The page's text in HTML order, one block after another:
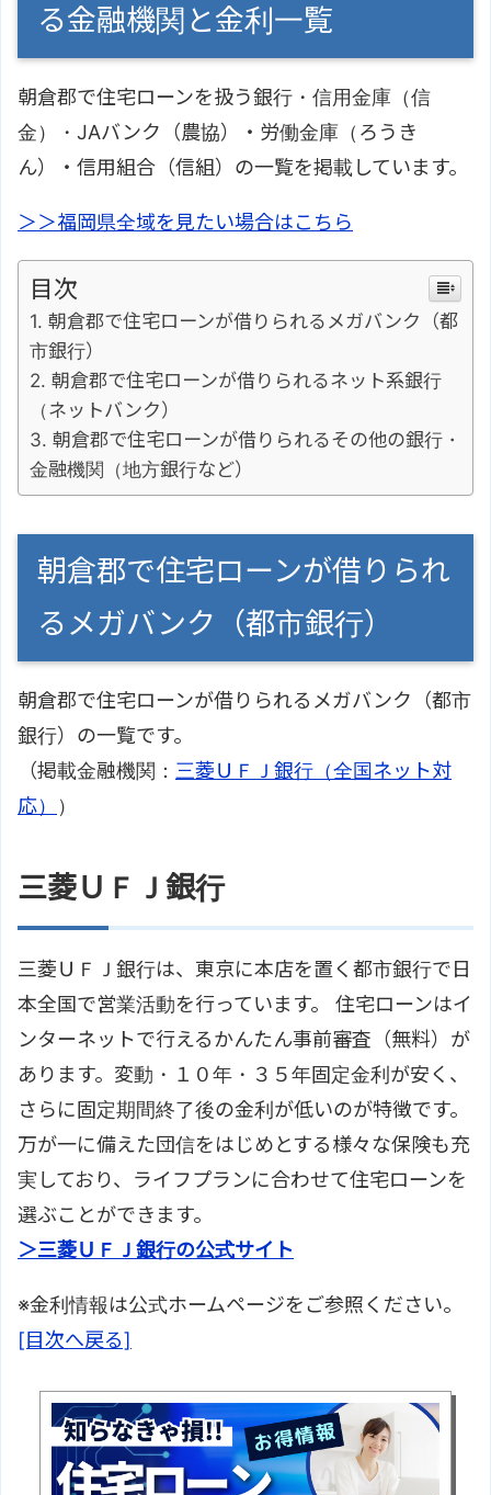
る金融機関と金利一覧
朝倉郡で住宅ローンを扱う銀行・信用金庫（信
金）・JAバンク（農協）・労働金庫（ろうき
ん）・信用組合（信組）の一覧を掲載しています。
＞＞福岡県全域を見たい場合はこちら
目次
朝倉郡で住宅ローンが借りられるメガバンク（都
市銀行）
朝倉郡で住宅ローンが借りられるネット系銀行
（ネットバンク）
朝倉郡で住宅ローンが借りられるその他の銀行・
金融機関（地方銀行など）
朝倉郡で住宅ローンが借りられ
るメガバンク（都市銀行）
朝倉郡で住宅ローンが借りられるメガバンク（都市
銀行）の一覧です。
（掲載金融機関： 三菱ＵＦＪ銀行（全国ネット対
応）
）
三菱ＵＦＪ銀行
三菱ＵＦＪ銀行は、東京に本店を置く都市銀行で日
本全国で営業活動を行っています。 住宅ローンはイ
ンターネットで行えるかんたん事前審査（無料）が
あります。変動・１０年・３５年固定金利が安く、
さらに固定期間終了後の金利が低いのが特徴です。
万が一に備えた団信をはじめとする様々な保険も充
実しており、ライフプランに合わせて住宅ローンを
選ぶことができます。
＞三菱ＵＦＪ銀行の公式サイト
※金利情報は公式ホームページをご参照ください。
[目次へ戻る]